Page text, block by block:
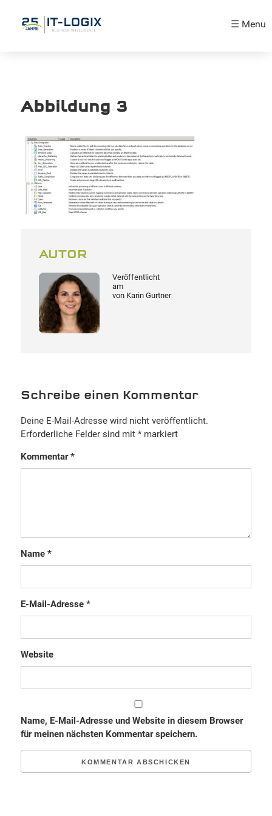
☰ Menu
Abbildung 3
AUTOR
Veröffentlicht
am
von Karin Gurtner
Schreibe einen Kommentar
Deine E-Mail-Adresse wird nicht veröffentlicht.
Erforderliche Felder sind mit *markiert
Kommentar*
Name *
E-Mail-Adresse *
Website
Name, E-Mail-Adresse und Website in diesem Browser
für meinen nächsten Kommentar speichern.